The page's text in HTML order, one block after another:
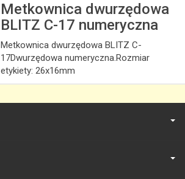
Metkownica dwurzędowa
BLITZ C-17 numeryczna
Metkownica dwurzędowa BLITZ C-
17Dwurzędowa numeryczna.Rozmiar
etykiety: 26x16mm